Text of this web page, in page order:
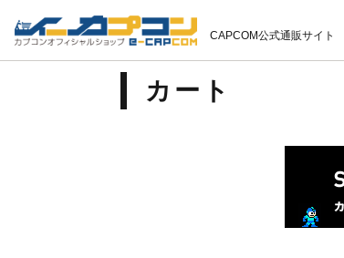
CAPCOM公式通販サイト
カート